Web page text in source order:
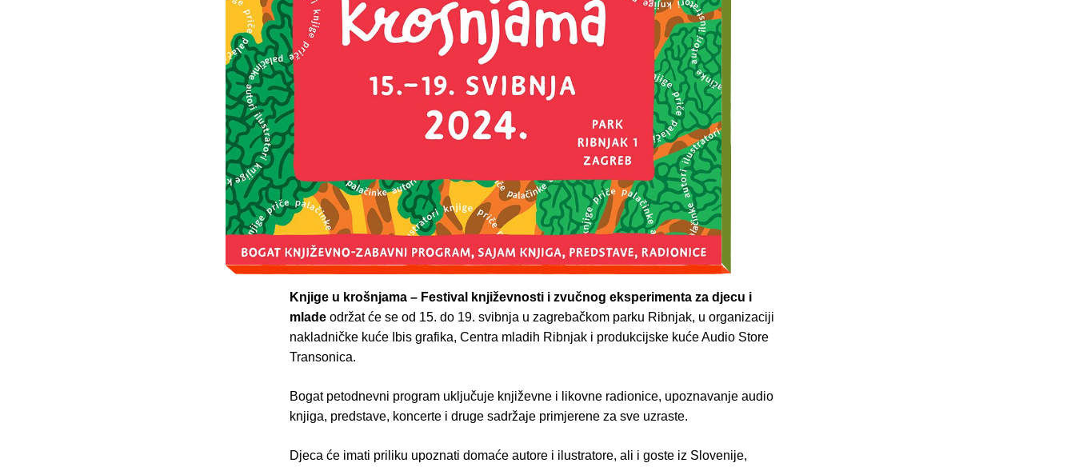
Knjige u krošnjama – Festival književnosti i zvučnog eksperimenta za djecu i
mlade održat će se od 15. do 19. svibnja u zagrebačkom parku Ribnjak, u organizaciji
nakladničke kuće Ibis grafika, Centra mladih Ribnjak i produkcijske kuće Audio Store
Transonica.
Bogat petodnevni program uključuje književne i likovne radionice, upoznavanje audio
knjiga, predstave, koncerte i druge sadržaje primjerene za sve uzraste.
Djeca će imati priliku upoznati domaće autore i ilustratore, ali i goste iz Slovenije,